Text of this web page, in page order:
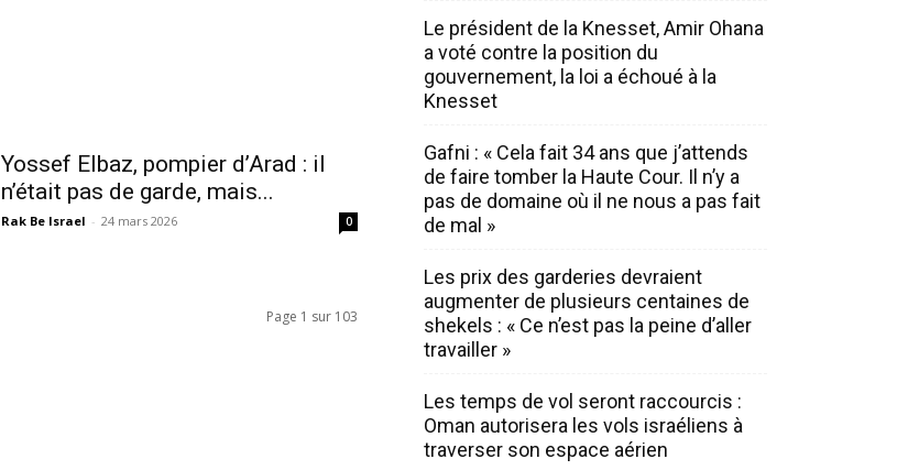
Yossef Elbaz, pompier d’Arad : il
n’était pas de garde, mais...
Rak Be Israel - 24 mars 2026 0
Page 1 sur 103
Le président de la Knesset, Amir Ohana
a voté contre la position du
gouvernement, la loi a échoué à la
Knesset
Gafni : « Cela fait 34 ans que j’attends
de faire tomber la Haute Cour. Il n’y a
pas de domaine où il ne nous a pas fait
de mal »
Les prix des garderies devraient
augmenter de plusieurs centaines de
shekels : « Ce n’est pas la peine d’aller
travailler »
Les temps de vol seront raccourcis :
Oman autorisera les vols israéliens à
traverser son espace aérien